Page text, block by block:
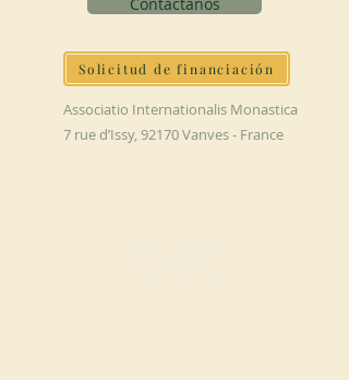
Solicitud de financiación
Associatio Internationalis Monastica
7 rue d’Issy, 92170 Vanves - France